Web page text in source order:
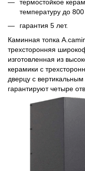
термостойкое
температуру до 800
гарантия 5 лет.
Каминная топка
трехсторонняя
изготовленная из
керамики с
дверцу с
гарантируют четыре